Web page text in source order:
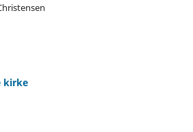
kirke